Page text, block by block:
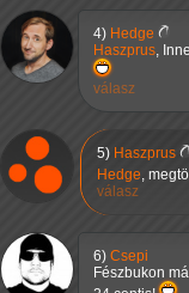
4) Hedge
Haszprus,
válasz
5) Haszprus
Hedge,
válasz
6) Csepi
Fészbukon